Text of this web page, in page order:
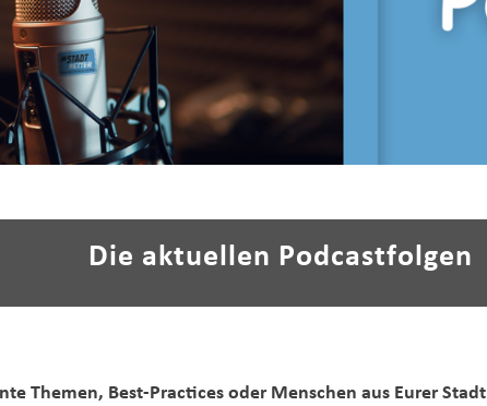
Die aktuellen Podcastfolgen
Themen, Best-Practices oder Menschen aus Eurer